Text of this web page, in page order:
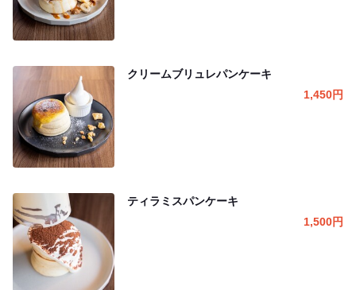
クリームブリュレパンケーキ
1,450円
ティラミスパンケーキ
1,500円